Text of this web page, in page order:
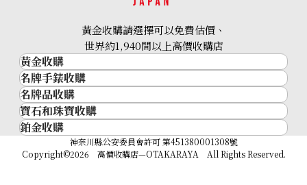
Pt･Pm900 Star Sapphire Diamond Ring 12.05ct
黃金收購請選擇可以免費估價、
世界約1,940間以上高價收購店
黃金收購
黃金･金條
金條
金幣及銀幣
過去十年黃金價格
金飾
名牌手錶收購
名牌手錶收購
勞力士 (Rolex)
Patek Philippe
Audemars Piguet
名牌品收購
名牌品收購
HERMES
LOUIS VUITTON
CHANEL
寶石和珠寶收購
寶石和珠寶
祖母綠
鉑金收購
神奈川縣公安委員會許可 第451380001308號
Copyright©2026 高價收購店—OTAKARAYA All Rights Reserved.